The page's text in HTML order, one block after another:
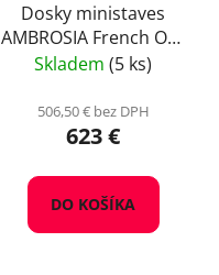
Dosky ministaves
AMBROSIA French Oak
Complex Boost,
Skladem (5 ks)
506,50 € bez DPH
623 €
DO KOŠÍKA